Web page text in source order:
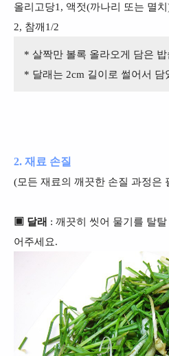
올리고당1, 액젓(까나리 또는 멸
2, 참깨1/2
* 살짝만 볼록 올라오게 담은
* 달래는 2cm 길이로 썰어서
2. 재료 손질
(모든 재료의 깨끗한 손질 과정은
▣ 달래 : 깨끗히 씻어 물기를 탈
어주세요.